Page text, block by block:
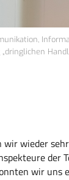
wieder
der
wir uns